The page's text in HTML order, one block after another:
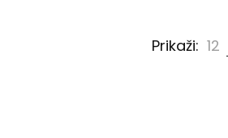
Prikaži: 12